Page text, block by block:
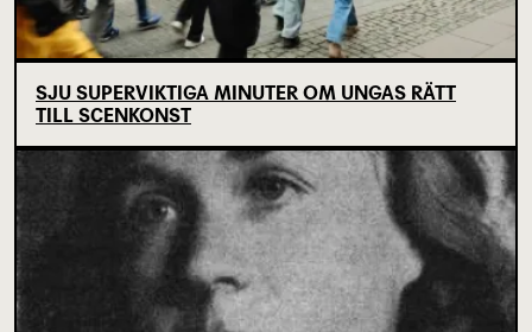
SJU SUPERVIKTIGA MINUTER OM UNGAS RÄTT
TILL SCENKONST